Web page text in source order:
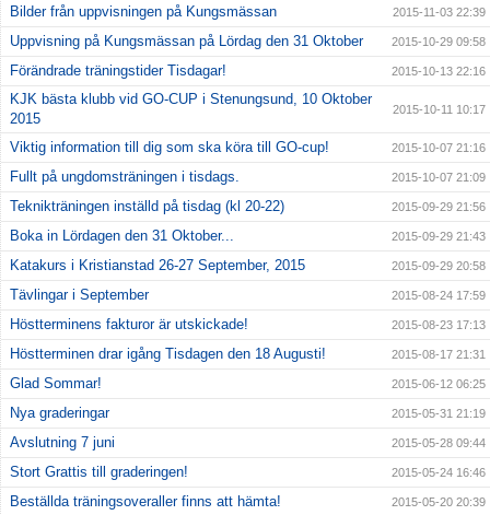
Bilder från uppvisningen på Kungsmässan 2015-11-03 22:39
Uppvisning på Kungsmässan på Lördag den 31 Oktober 2015-10-29 09:58
Förändrade träningstider Tisdagar! 2015-10-13 22:16
KJK bästa klubb vid GO-CUP i Stenungsund, 10 Oktober
2015
2015-10-11 10:17
Viktig information till dig som ska köra till GO-cup! 2015-10-07 21:16
Fullt på ungdomsträningen i tisdags. 2015-10-07 21:09
Teknikträningen inställd på tisdag (kl 20-22) 2015-09-29 21:56
Boka in Lördagen den 31 Oktober... 2015-09-29 21:43
Katakurs i Kristianstad 26-27 September, 2015 2015-09-29 20:58
Tävlingar i September 2015-08-24 17:59
Höstterminens fakturor är utskickade! 2015-08-23 17:13
Höstterminen drar igång Tisdagen den 18 Augusti! 2015-08-17 21:31
Glad Sommar! 2015-06-12 06:25
Nya graderingar 2015-05-31 21:19
Avslutning 7 juni 2015-05-28 09:44
Stort Grattis till graderingen! 2015-05-24 16:46
Beställda träningsoveraller finns att hämta! 2015-05-20 20:39